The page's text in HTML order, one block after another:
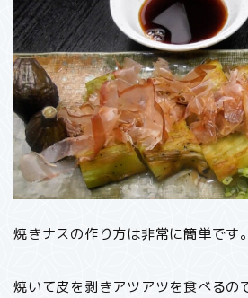
焼きナスの作り方は非常に簡単です。
焼いて皮を剥きアツアツを食べるの